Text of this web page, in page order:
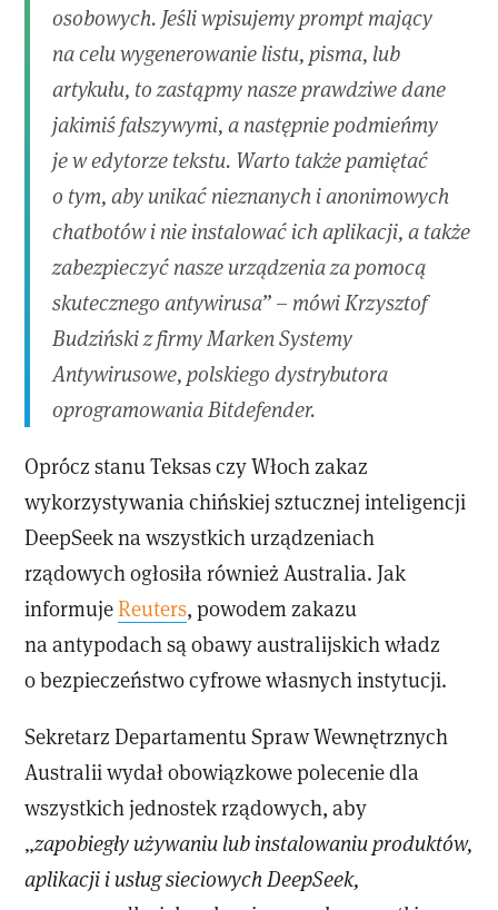
osobowych. Jeśli wpisujemy prompt mający
na celu wygenerowanie listu, pisma, lub
artykułu, to zastąpmy nasze prawdziwe dane
jakimiś fałszywymi, a następnie podmieńmy
je w edytorze tekstu. Warto także pamiętać
o tym, aby unikać nieznanych i anonimowych
chatbotów i nie instalować ich aplikacji, a także
zabezpieczyć nasze urządzenia za pomocą
skutecznego antywirusa” – mówi Krzysztof
Budziński z firmy Marken Systemy
Antywirusowe, polskiego dystrybutora
oprogramowania Bitdefender.
Oprócz stanu Teksas czy Włoch zakaz
wykorzystywania chińskiej sztucznej inteligencji
DeepSeek na wszystkich urządzeniach
rządowych ogłosiła również Australia. Jak
informujeReuters, powodem zakazu
na antypodach są obawy australijskich władz
o bezpieczeństwo cyfrowe własnych instytucji.
Sekretarz Departamentu Spraw Wewnętrznych
Australii wydał obowiązkowe polecenie dla
wszystkich jednostek rządowych, aby
„zapobiegły używaniu lub instalowaniu produktów,
aplikacji i usług sieciowych DeepSeek,